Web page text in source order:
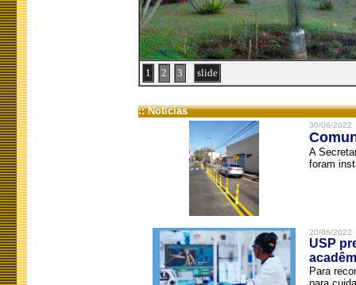
1 2 3 slide
:: Notícias
30/06/2022
A
foram
20/06/2022
USP
Para